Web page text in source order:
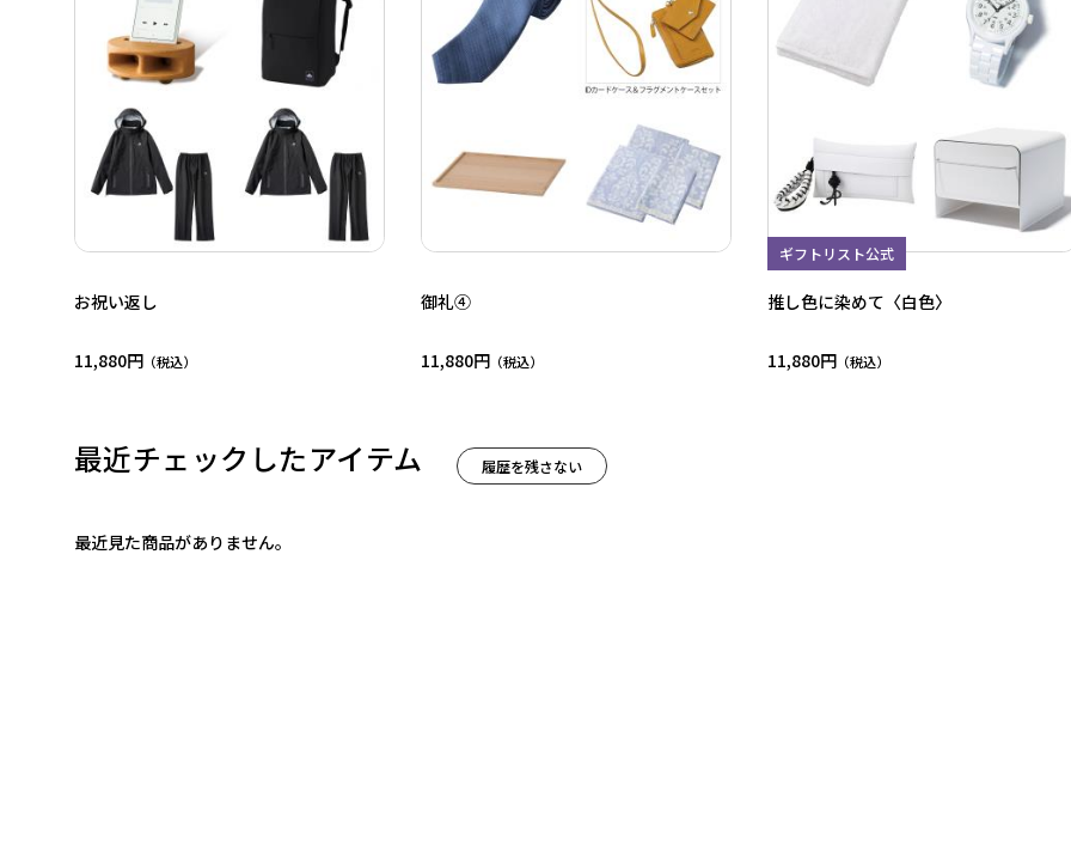
お祝い返し
11,880円
御礼④
11,880円
ギフトリスト公式
推し色に染めて〈白色〉
11,880円
最近チェックしたアイテム
最近見た商品がありません。
履歴を残さない